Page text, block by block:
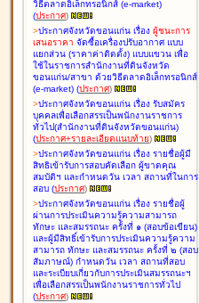
วิธีตลาดอิเล็กทรอนิกส์ (e-market)
(ประกาศ)
>ประกาศจังหวัดขอนแก่น เรื่อง ผู้ชนะการ
เสนอราคา จัดซื้อเครื่องปรับอากาศ แบบ
แยกส่วน (ราคาค่าติดตั้ง) แบบแขวน เพื่อ
ใช้ในราชการสำนักงานที่ดินจังหวัด
ขอนแก่น/สาขา ด้วยวิธีตลาดอิเล็กทรอนิกส์
(e-market) (ประกาศ)
>ประกาศจังหวัดขอนแก่น เรื่อง รับสมัคร
บุคคลเพื่อเลือกสรรเป็นพนักงานราชการ
ทั่วไป(สำนักงานที่ดินจังหวัดขอนแก่น)
(ประกาศ+รายละเอียดแนบท้าย)
>ประกาศจังหวัดขอนแก่น เรื่อง รายชื่อผู้มี
สิทธิเข้ารับการสอบคัดเลือก ผู้ขาดคุณ
สมบัติฯ และกำหนดวัน เวลา สถานที่ในการ
สอบ (ประกาศ)
>ประกาศจังหวัดขอนแก่น เรื่อง รายชื่อผู้
ผ่านการประเมินความรู้ความสามารถ
ทักษะ และสมรรถนะ ครั้งที่ ๑ (สอบข้อเขียน)
และผู้มีสิทธิ์เข้ารับการประเมินความรู้ความ
สามารถ ทักษะ และสมรรถนะ ครั้งที่ ๒ (สอบ
สัมภาษณ์) กำหนดวัน เวลา สถานที่สอบ
และระเบียบเกี่ยวกับการประเมินสมรรถนะฯ
เพื่อเลือกสรรเป็นพนักงานราชการทั่วไป
(ประกาศ)